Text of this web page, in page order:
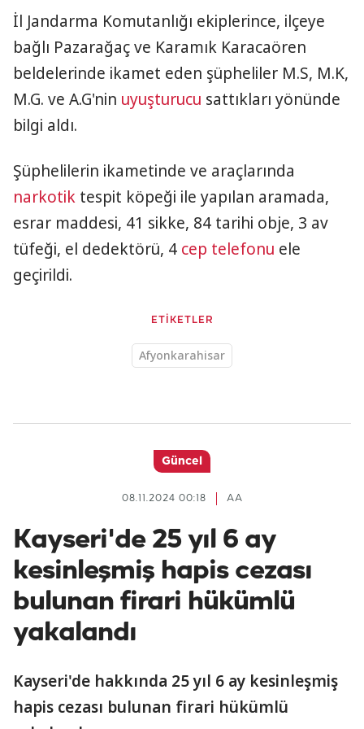
İl Jandarma Komutanlığı ekiplerince, ilçeye
bağlı Pazarağaç ve Karamık Karacaören
beldelerinde ikamet eden şüpheliler M.S, M.K,
M.G. ve A.G'nin uyuşturucu sattıkları yönünde
bilgi aldı.
Şüphelilerin ikametinde ve araçlarında
narkotik tespit köpeği ile yapılan aramada,
esrar maddesi, 41 sikke, 84 tarihi obje, 3 av
tüfeği, el dedektörü, 4 cep telefonu ele
geçirildi.
ETİKETLER
Afyonkarahisar
Güncel
AA
08.11.2024 00:18
Kayseri'de 25 yıl 6 ay
kesinleşmiş hapis cezası
bulunan firari hükümlü
yakalandı
Kayseri'de hakkında 25 yıl 6 ay kesinleşmiş
hapis cezası bulunan firari hükümlü